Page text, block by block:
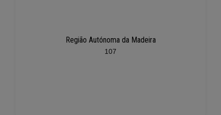
Região Autónoma da Madeira
107